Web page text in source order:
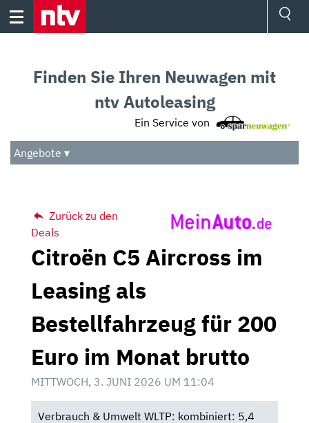
Skip
Audio
Das Beste
Finden Sie Ihren Neuwagen mit
ntv Autoleasing
Ein Service von
Angebote ▾
Zurück zu den
Deals
Citroën C5 Aircross im
Leasing als
Bestellfahrzeug für 200
Euro im Monat brutto
MITTWOCH, 3. JUNI 2026 UM 11:04
Verbrauch & Umwelt WLTP: kombiniert: 5,4